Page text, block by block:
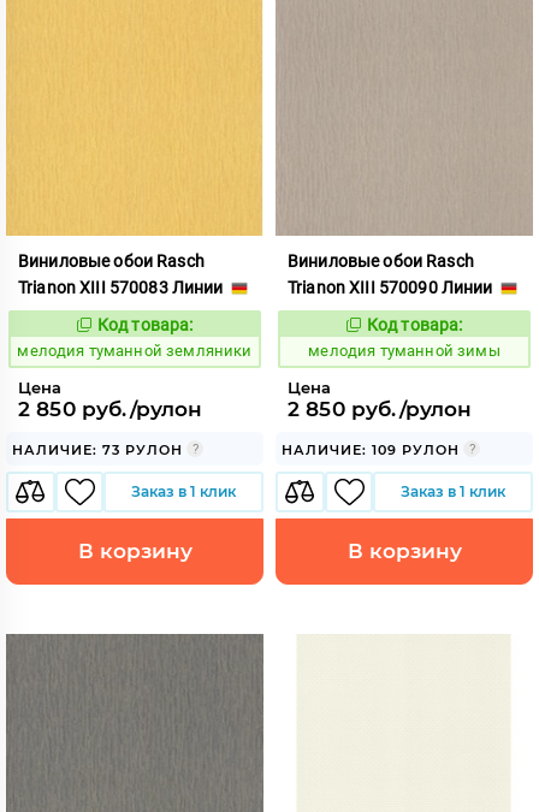
Виниловые обои Rasch
Trianon XIII 570083 Линии
966281
Код товара:
мелодия туманной земляники
Цена
2 850 руб./рулон
НАЛИЧИЕ: 73 РУЛОН
Заказ в 1 клик
В корзину
Виниловые обои Rasch
Trianon XIII 570090 Линии
966282
Код товара:
мелодия туманной зимы
Цена
2 850 руб./рулон
НАЛИЧИЕ: 109 РУЛОН
Заказ в 1 клик
В корзину